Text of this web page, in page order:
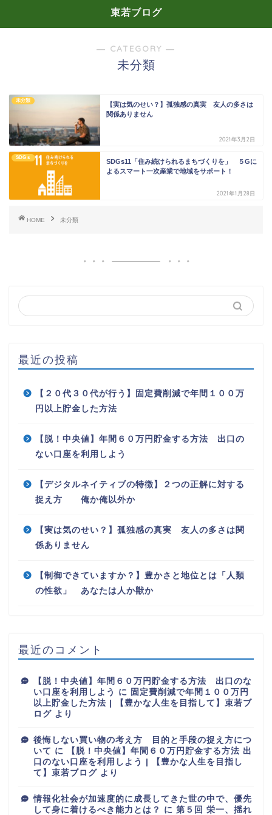
束若ブログ
― CATEGORY ―
未分類
未分類
【実は気のせい？】孤独感の真実 友人の多さは
関係ありません
2021年3月2日
SDGｓ
SDGs11「住み続けられるまちづくりを」 ５Gに
よるスマート一次産業で地域をサポート！
2021年1月28日
HOME 未分類
最近の投稿
【２０代３０代が行う】固定費削減で年間１００万
円以上貯金した方法
【脱！中央値】年間６０万円貯金する方法 出口の
ない口座を利用しよう
【デジタルネイティブの特徴】２つの正解に対する
捉え方 俺か俺以外か
【実は気のせい？】孤独感の真実 友人の多さは関
係ありません
【制御できていますか？】豊かさと地位とは「人類
の性欲」 あなたは人か獣か
最近のコメント
【脱！中央値】年間６０万円貯金する方法 出口のな
い口座を利用しよう
に 固定費削減で年間１００万円
以上貯金した方法 | 【豊かな人生を目指して】束若ブ
ログ より
後悔しない買い物の考え方 目的と手段の捉え方につ
いて に
【脱！中央値】年間６０万円貯金する方法 出
口のない口座を利用しよう | 【豊かな人生を目指し
て】束若ブログ より
情報化社会が加速度的に成長してきた世の中で、優先
して身に着けるべき能力とは？
に 第５回 栄一、揺れ